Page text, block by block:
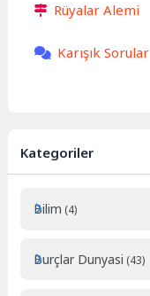
Rüyalar Alemi
Karışık Sorular
Kategoriler
Bilim (4)
Burçlar Dunyasi (43)